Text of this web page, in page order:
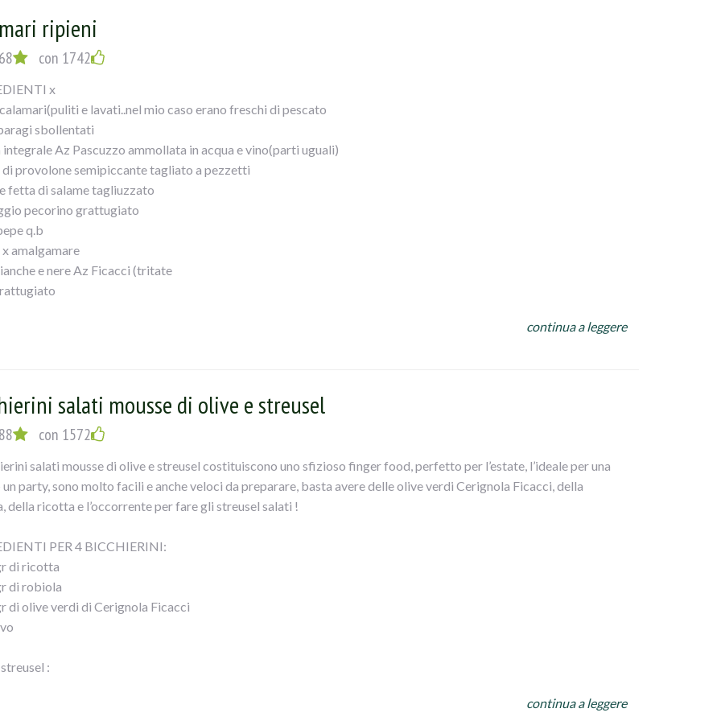
ripieni
con 1742
x
e lavati..nel mio caso erano freschi di pescato
sbollentati
integrale Az Pascuzzo ammollata in acqua e vino(parti uguali)
provolone semipiccante tagliato a pezzetti
fetta di salame tagliuzzato
pecorino grattugiato
q.b
x amalgamare
e nere Az Ficacci (tritate
e uovo,amalgamare il tutto
evo, coprirlicon un trito di olive , mandorle e pane grattugiato,contornare il tutto
,salare,pepare ed unire aglio tritato,vino bianco ed ancora olio a filo su tutto.
con carta alluminio ed infornare x 15`..a cca200°...POI eliminare carta,abbassare la fiamma e terminare la cottura
il calamaro tagliarlo a fette e servirlo contornato dai gamberoni!!
continua a leggere
salati mousse di olive e streusel
con 1572
salati mousse di olive e streusel costituiscono uno sfizioso finger food, perfetto per l’estate, l’ideale per una
party, sono molto facili e anche veloci da preparare, basta avere delle olive verdi Cerignola Ficacci, della
della ricotta e l’occorrente per fare gli streusel salati !
PER 4 BICCHIERINI:
di ricotta
di robiola
di olive verdi di Cerignola Ficacci
:
continua a leggere